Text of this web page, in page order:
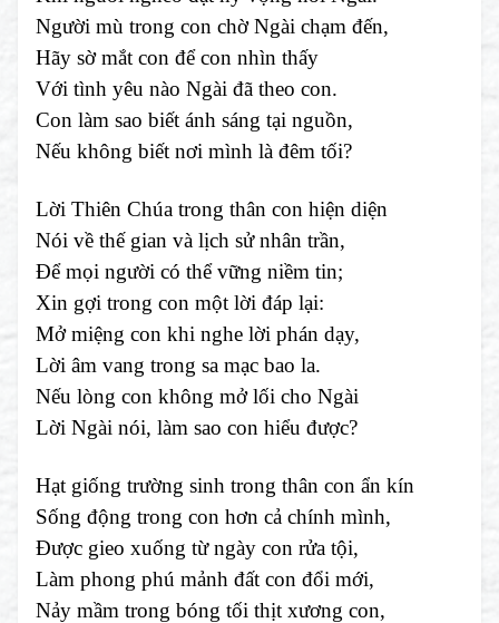
Người mù trong con chờ Ngài chạm đến,
Hãy sờ mắt con để con nhìn thấy
Với tình yêu nào Ngài đã theo con.
Con làm sao biết ánh sáng tại nguồn,
Nếu không biết nơi mình là đêm tối?
Lời Thiên Chúa trong thân con hiện diện
Nói về thế gian và lịch sử nhân trần,
Để mọi người có thể vững niềm tin;
Xin gợi trong con một lời đáp lại:
Mở miệng con khi nghe lời phán dạy,
Lời âm vang trong sa mạc bao la.
Nếu lòng con không mở lối cho Ngài
Lời Ngài nói, làm sao con hiểu được?
Hạt giống trường sinh trong thân con ẩn kín
Sống động trong con hơn cả chính mình,
Được gieo xuống từ ngày con rửa tội,
Làm phong phú mảnh đất con đổi mới,
Nảy mầm trong bóng tối thịt xương con,